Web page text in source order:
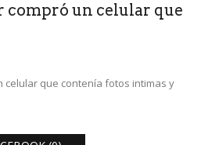
compró un celular que
celular que contenía fotos intimas y